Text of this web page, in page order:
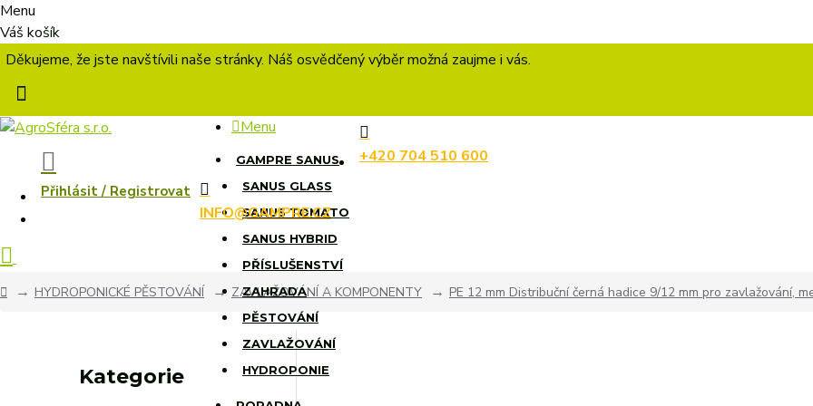
Menu
Váš košík
Děkujeme, že jste navštívili naše stránky. Náš osvědčený výběr možná zaujme i vás.
Přihlásit / Registrovat
Menu
GAMPRE SANUS
SANUS GLASS
SANUS TOMATO
SANUS HYBRID
PŘÍSLUŠENSTVÍ
ZAHRADA
PĚSTOVÁNÍ
ZAVLAŽOVÁNÍ
HYDROPONIE
+420 704 510 600
INFO@GAMPRE.CZ
HYDROPONICKÉ PĚSTOVÁNÍ ZAVLAŽOVÁNÍ A KOMPONENTY PE 12 mm Distribuční černá hadice 9/12 mm pro zavlažování,
Kategorie